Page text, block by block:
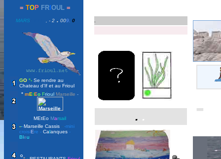
=TOP FR IOUL=
MARS , - 2 . 009. 0
GO °- Se rendre au
Chateau d'If et au Frioul
° mEtEo Frioul Marseille -
MEtEo Marsail
---Marseille Cassis ---mini
croisiEre - Calanques -
Bleu
. . -